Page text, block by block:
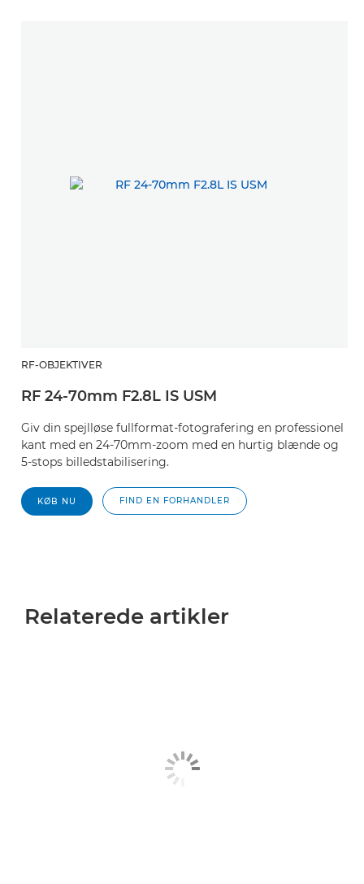
RF-OBJEKTIVER
RF 24-70mm F2.8L IS USM
Giv din spejlløse fullformat-fotografering en professionel
kant med en 24-70mm-zoom med en hurtig blænde og
5-stops billedstabilisering.
KØB NU FIND EN FORHANDLER
Relaterede artikler